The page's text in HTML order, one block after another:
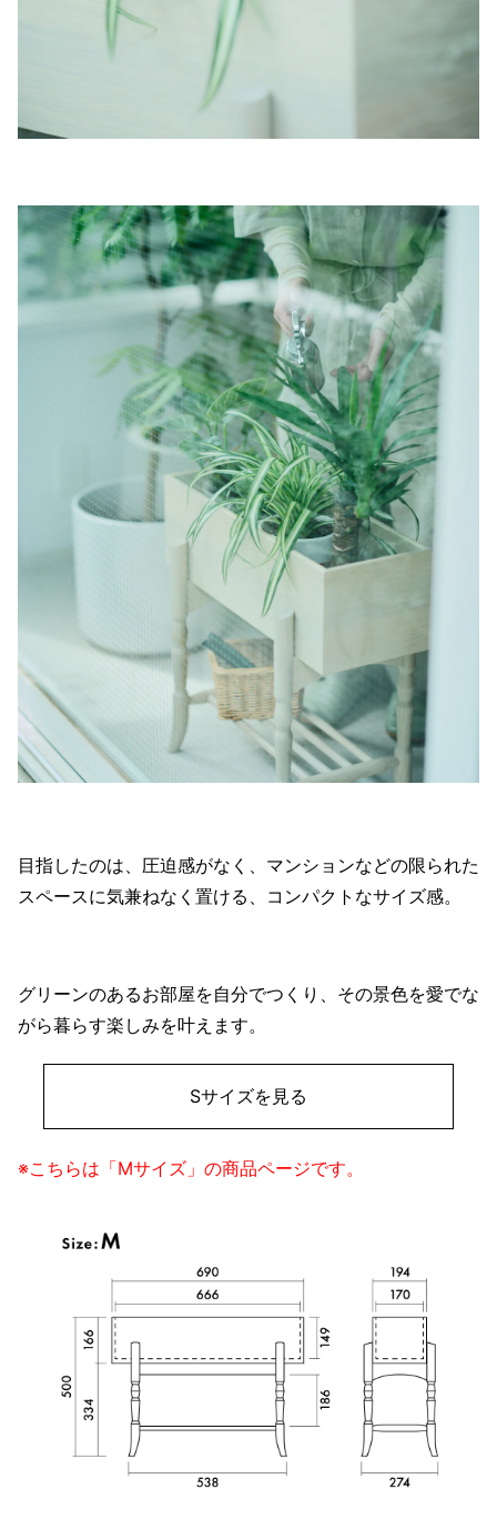
目指したのは、圧迫感がなく、マンションなどの限られた
スペースに気兼ねなく置ける、コンパクトなサイズ感。
グリーンのあるお部屋を自分でつくり、その景色を愛でな
がら暮らす楽しみを叶えます。
Sサイズを見る
※こちらは「Mサイズ」の商品ページです。